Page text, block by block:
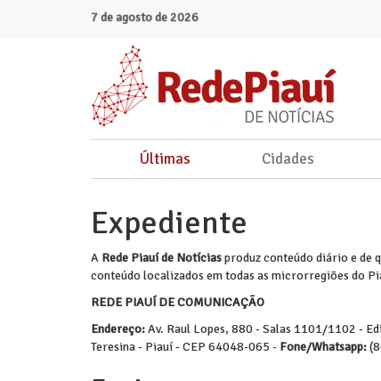
7 de agosto de 2026
Últimas Cidades
Expediente
A Rede Piauí de Notíciasproduz conteúdo diário e de
conteúdo localizados em todas as microrregiões do
REDE PIAUÍ DE COMUNICAÇÃO
Endereço:Av. Raul Lopes, 880 - Salas 1101/1102 -
Teresina - Piauí - CEP 64048-065 - Fone/Whatsapp: